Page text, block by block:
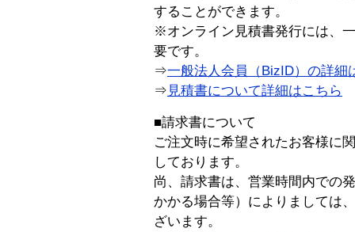
することができます。
※オンライン見積書発行には、
要です。
⇒一般法人会員（BizID）の詳細
⇒ 見積書について詳細はこちら
■請求書について
ご注文時に希望されたお客様に
しております。
尚、請求書は、営業時間内での
かかる場合等）によりましては
ざいます。